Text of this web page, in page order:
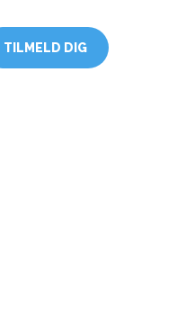
TILMELD DIG